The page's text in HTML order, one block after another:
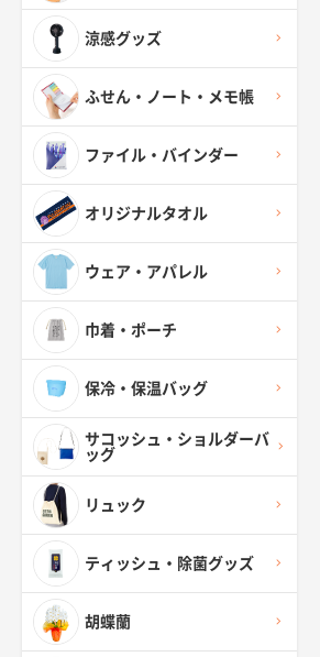
涼感グッズ
ふせん・ノート・メモ帳
ファイル・バインダー
オリジナルタオル
ウェア・アパレル
巾着・ポーチ
保冷・保温バッグ
サコッシュ・ショルダーバ
ッグ
リュック
ティッシュ・除菌グッズ
胡蝶蘭